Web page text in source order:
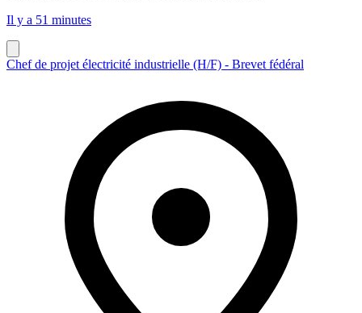
Il y a 51 minutes
Chef de projet électricité industrielle (H/F) - Brevet fédéral